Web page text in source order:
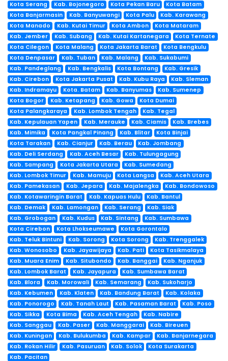
Kota Serang
Kab. Bojonegoro Kota Pekan Baru
Kota Batam
Kota Banjarmasin
Kab. Banyuwangi Kota Palu
Kab. Karawang
Kota Manado
Kab. Kutai Timur Kota Ambon
Kota Mataram
Kab. Jember
Kab. Subang Kab. Kutai Kartanegara
Kota Ternate
Kota Cilegon
Kota Malang Kota Jakarta Barat
Kota Bengkulu
Kota Denpasar
Kab. Tuban Kab. Malang
Kab. Sukabumi
Kab. Pandeglang
Kab. Bengkalis Kota Bontang
Kab. Gresik
Kab. Cirebon
Kota Jakarta Pusat Kab. Kubu Raya
Kab. Sleman
Kab. Indramayu
Kota. Batam Kab. Banyumas
Kab. Sumenep
Kota Bogor
Kab. Ketapang Kab. Gowa
Kota Dumai
Kota Palangkaraya
Kab. Lombok Tengah
Kab. Tegal
Kab. Kepulauan Yapen
Kab. Merauke Kab. Ciamis
Kab. Brebes
Kab. Mimika
Kota Pangkal Pinang Kab. Blitar
Kota Binjai
Kota Tarakan
Kab. Cianjur Kab. Berau
Kab. Jombang
Kab. Deli Serdang
Kab. Aceh Besar
Kab. Tulungagung
Kab. Sampang
Kota Jakarta Utara
Kab. Sumedang
Kab. Lombok Timur
Kab. Mamuju Kota Langsa
Kab. Aceh Utara
Kab. Pamekasan
Kab. Jepara Kab. Majalengka
Kab. Bondowoso
Kab. Kotawaringin Barat
Kab. Kapuas Hulu
Kab. Bantul
Kab. Demak
Kab. Lamongan Kab. Serang
Kab. Siak
Kab. Grobogan
Kab. Kudus Kab. Sintang
Kab. Sumbawa
Kota Cirebon
Kota Lhokseumawe
Kota Gorontalo
Kab. Teluk Bintuni
Kab. Sorong Kota Sorong
Kab. Trenggalek
Kab. Wonosobo
Kab. Jayawijaya Kab. Pati
Kota Tasikmalaya
Kab. Muara Enim
Kab. Situbondo Kab. Banggai
Kab. Nganjuk
Kab. Lombok Barat
Kab. Jayapura
Kab. Sumbawa Barat
Kab. Blora
Kab. Morowali Kab. Semarang
Kab. Sukoharjo
Kab. Kebumen
Kab. Klaten Kab. Bandung Barat
Kab. Kolaka
Kab. Ponorogo
Kab. Tanah Laut Kab. Pasaman Barat
Kab. Poso
Kab. Sikka
Kota Bima Kab. Aceh Tengah
Kab. Nabire
Kab. Sanggau
Kab. Paser Kab. Manggarai
Kab. Bireuen
Kab. Kuningan
Kab. Bulukumba Kab. Kampar
Kab. Banjarnegara
Kab. Rokan Hilir
Kab. Pasuruan Kab. Solok
Kota Surakarta
Kab. Pacitan